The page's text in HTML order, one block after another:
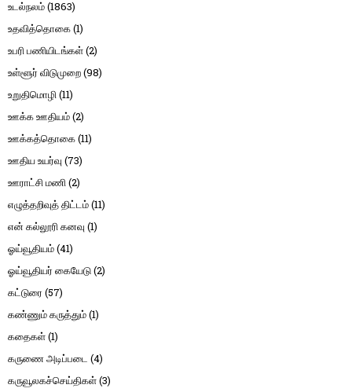
உடல்நலம்(1863)
உதவித்தொகை(1)
உபரி பணியிடங்கள்(2)
உள்ளூர் விடுமுறை(98)
உறுதிமொழி(11)
ஊக்க ஊதியம்(2)
ஊக்கத்தொகை(11)
ஊதிய உயர்வு (73)
ஊராட்சி மணி(2)
எழுத்தறிவுத் திட்டம்(11)
என் கல்லூரி கனவு (1)
ஓய்வூதியம்(41)
ஓய்வூதியர் கையேடு(2)
கட்டுரை (57)
கண்ணும் கருத்தும்(1)
கதைகள்(1)
கருணை அடிப்படை (4)
கருவூலகச்செய்திகள்(3)